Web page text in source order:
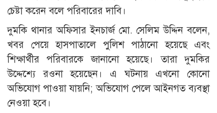
চেষ্টা করেন বলে পরিবারের দাবি।
দুমকি থানার অফিসার ইনচার্জ মো. সেলিম উদ্দিন বলেন,
খবর পেয়ে হাসপাতালে পুলিশ পাঠানো হয়েছে এবং
শিক্ষার্থীর পরিবারকে জানানো হয়েছে। তারা দুমকির
উদ্দেশ্যে রওনা হয়েছেন। এ ঘটনায় এখনো কোনো
অভিযোগ পাওয়া যায়নি; অভিযোগ পেলে আইনগত ব্যবস্থা
নেওয়া হবে।